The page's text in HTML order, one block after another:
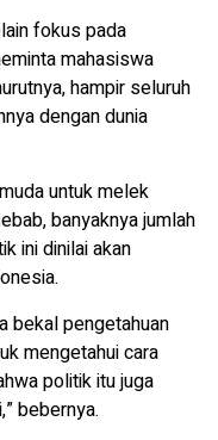
fokus pada
mahasiswa
hampir seluruh
dengan dunia
untuk melek
banyaknya jumlah
ini dinilai akan
bekal pengetahuan
mengetahui cara
politik itu juga
bebernya.